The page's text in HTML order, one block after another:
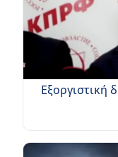
Εξοργιστική